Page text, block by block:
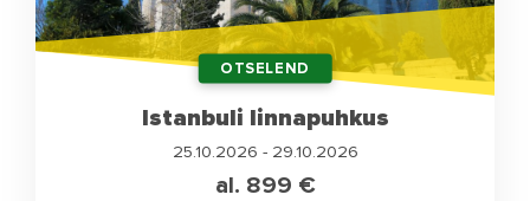
OTSELEND
Istanbuli linnapuhkus
25.10.2026 - 29.10.2026
al. 899 €